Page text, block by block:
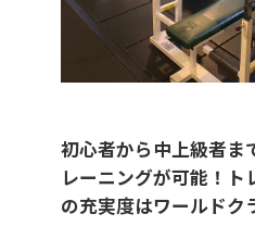
初心者から中上級者ま
レーニングが可能！ト
の充実度はワールドク